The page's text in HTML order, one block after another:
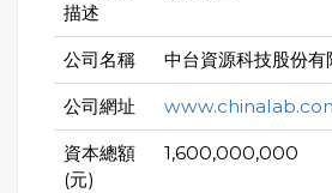
描述
公司名稱 中台資源科技股份有
公司網址
資本總額
(元)
1,600,000,000